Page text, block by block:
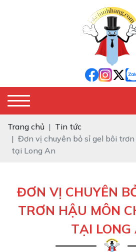
Trang chủ
Tin tức
Đơn vị chuyên bỏ sỉ gel bôi
tại Long An
ĐƠN VỊ CHUYÊN
TRƠN HẬU MÔN
TẠI LONG